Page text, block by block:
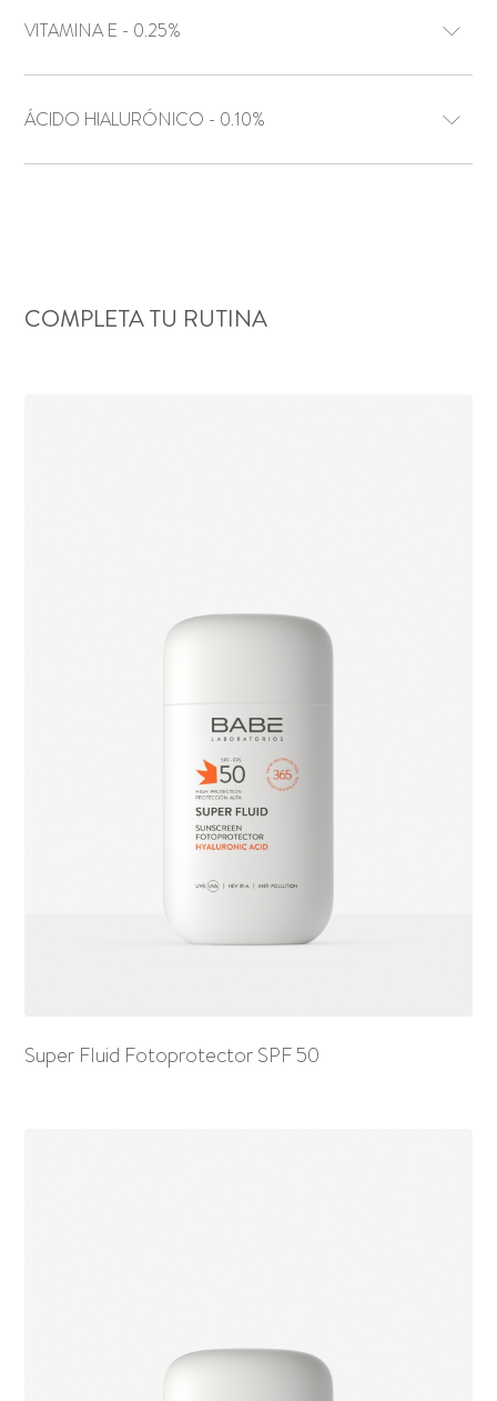
VITAMINA E - 0.25%
ÁCIDO HIALURÓNICO - 0.10%
COMPLETA TU RUTINA
Super Fluid Fotoprotector SPF 50